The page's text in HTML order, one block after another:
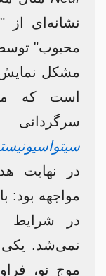
نشانه‌ای
محبوب"
مشکل
است که
در نهایت
مواجهه بود:
در شرایط
نمی‌شد. یکی
موج نو،